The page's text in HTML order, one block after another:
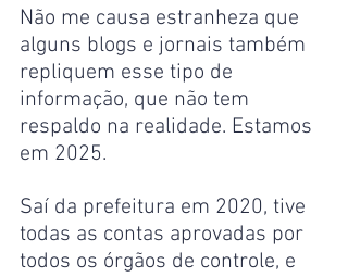
Não me causa estranheza que
alguns blogs e jornais também
repliquem esse tipo de
informação, que não tem
respaldo na realidade. Estamos
em 2025.
Saí da prefeitura em 2020, tive
todas as contas aprovadas por
todos os órgãos de controle, e